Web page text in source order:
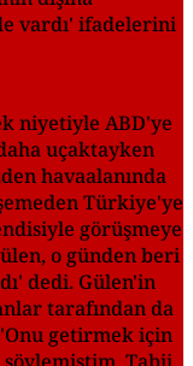
vardı' ifadelerini
niyetiyle ABD'ye
uçaktayken
havaalanında
Türkiye'ye
görüşmeye
o günden beri
dedi. Gülen'in
tarafından da
getirmek için